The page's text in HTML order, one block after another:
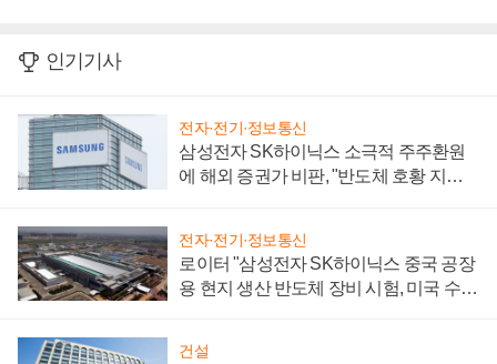
인기기사
전자·전기·정보통신
삼성전자 SK하이닉스 소극적 주주환원
에 해외 증권가 비판, "반도체 호황 지속
전자·전기·정보통신
로이터 "삼성전자 SK하이닉스 중국 공장
용 현지 생산 반도체 장비 시험, 미국 수출
건설